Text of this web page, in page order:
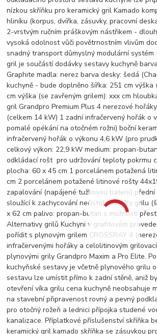
nízkou skříňku pro keramický gril Kamado
hliníku (korpus, dvířka, zásuvky, pracovní
2-vrstvým ručním práškovým nástřikem -
vysoká odolnost vůči povětrnostním vlivům
snadný transport důmyslný modulární systém
gril je součástí dodávky sestavy kuchyně
Graphite madla: nerez barva desky: šedá
kuchyně - bude doplněno šířka: 251 cm výška
cm výška (se zavřeným grilem): xxx cm
gril Grandpro Premium Plus 4 nerezové
(celkem 14 kW) 1 zadní infračervený hořák o
pomalé opékání na otočném rožni) boční
infračervený hořák o výkonu 4,6 kW (pro
celkový výkon: 22,9 kW medium: propan-
odkládací rošt pro udržování teploty pokrmu
plocha: 60 x 45 cm 1 porcelánem potažená
cm 2 porcelánem potažené litinové rošty
zapalování (napájené tužkovou baterií)
sloužící k zachycování nečistot rozměry grilu
x 62 cm palivo: propan-butan s možností
Alternativy grilů Kuchyni v grafitovém
pořídit s plynovým grilem CROSSRAY 4
infračervenými hořáky a celolitinovým
plynovými grily Grandpro Maxim a Pro Elite.
kuchyňské sestavy je včetně plynového grilu
sestavu lze umístit přímo k zadní stěně, aniž
otevření víka grilu cena kuchyně neobsahuje
na stavební připravenost rovný a pevný
pro otočný rožeň a lednici přípojka studené
kanalizace. Příplatkové příslušenství skříňka
keramický gril kamado skříňka se zásuvkou